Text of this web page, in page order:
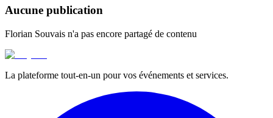
Aucune publication
Florian Souvais n'a pas encore partagé de contenu
La plateforme tout-en-un pour vos événements et services.